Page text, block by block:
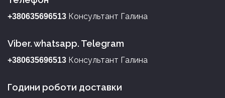
+380635696513 Консультант Галина
Viber. whatsapp. Telegram
+380635696513 Консультант Галина
Години роботи доставки